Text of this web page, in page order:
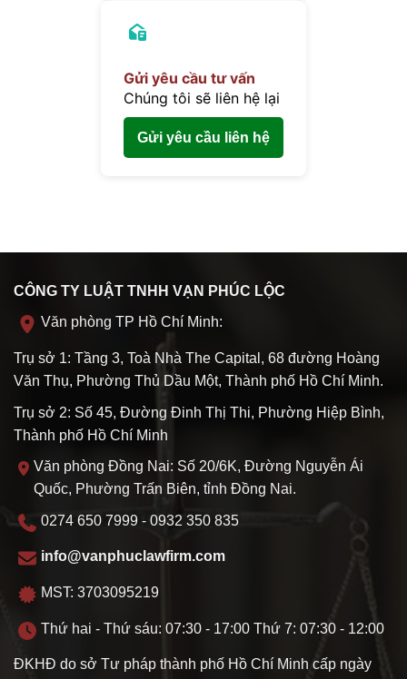
Gửi yêu cầu tư vấn
Chúng tôi sẽ liên hệ lại
Gửi yêu cầu liên hệ
CÔNG TY LUẬT TNHH VẠN PHÚC LỘC
Văn phòng TP Hồ Chí Minh:
Trụ sở 1: Tầng 3, Toà Nhà The Capital, 68 đường Hoàng
Văn Thụ, Phường Thủ Dầu Một, Thành phố Hồ Chí Minh.
Trụ sở 2: Số 45, Đường Đinh Thị Thi, Phường Hiệp Bình,
Thành phố Hồ Chí Minh
Văn phòng Đồng Nai: Số 20/6K, Đường Nguyễn Ái
Quốc, Phường Trấn Biên, tỉnh Đồng Nai.
0274 650 7999 - 0932 350 835
info@vanphuclawfirm.com
MST: 3703095219
Thứ hai - Thứ sáu: 07:30 - 17:00 Thứ 7: 07:30 - 12:00
ĐKHĐ do sở Tư pháp thành phố Hồ Chí Minh cấp ngày